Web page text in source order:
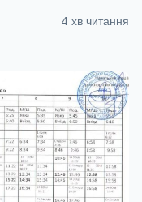
4 хв читання